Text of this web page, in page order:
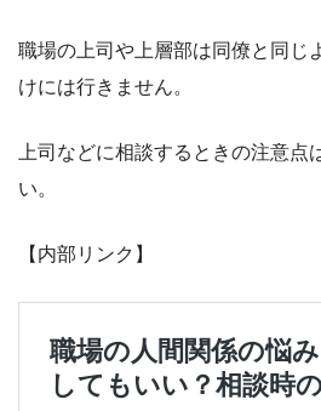
職場の上司や上層部は同僚と同じ
けには行きません。
上司などに相談するときの注意点
い。
【内部リンク】